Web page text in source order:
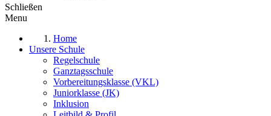
Schließen
Menu
Home
Unsere Schule
Regelschule
Ganztagsschule
Vorbereitungsklasse (VKL)
Juniorklasse (JK)
Inklusion